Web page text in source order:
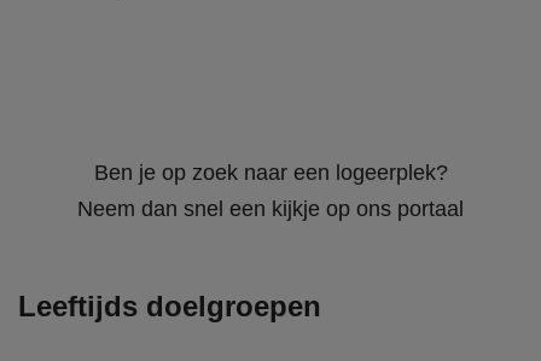
Ben je op zoek naar een logeerplek?
Neem dan snel een kijkje op ons portaal
Leeftijds doelgroepen